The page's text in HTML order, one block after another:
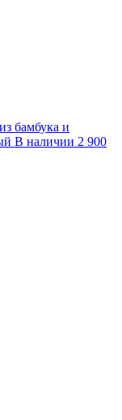
бамбука и
В наличии 2 900